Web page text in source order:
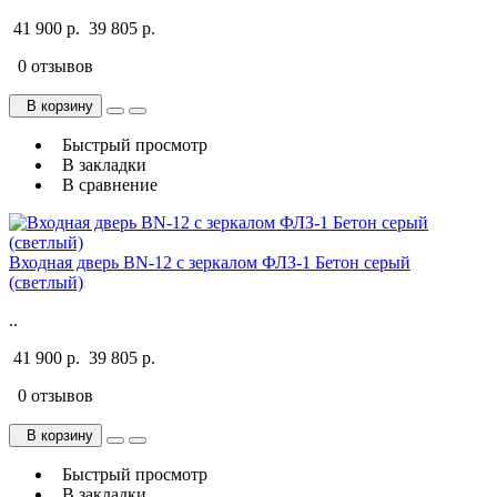
41 900 р. 39 805 р.
0 отзывов
В корзину
Быстрый просмотр
В закладки
В сравнение
Входная дверь BN-12 с зеркалом ФЛЗ-1 Бетон серый
(светлый)
..
41 900 р. 39 805 р.
0 отзывов
В корзину
Быстрый просмотр